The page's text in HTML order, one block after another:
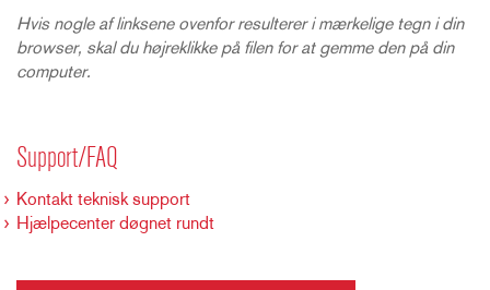
Sprog/Region
Hvis nogle af linksene ovenfor resulterer i mærkelige tegn i din
browser, skal du højreklikke på filen for at gemme den på din
computer.
Support/FAQ
Kontakt teknisk support
Hjælpecenter døgnet rundt